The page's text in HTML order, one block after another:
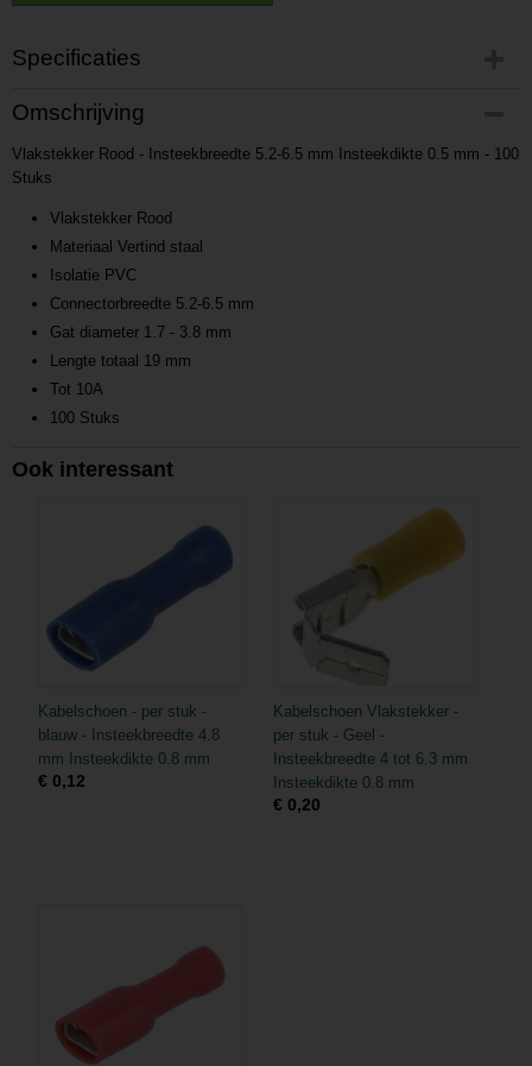
Specificaties
Productcode
P201705191050
Productcode leverancier
L201705191050
Omschrijving
Vlakstekker Rood - Insteekbreedte 5.2-6.5 mm Insteekdikte 0.5 mm - 100
Stuks
Vlakstekker Rood
Materiaal Vertind staal
Isolatie PVC
Connectorbreedte 5.2-6.5 mm
Gat diameter 1.7 - 3.8 mm
Lengte totaal 19 mm
Tot 10A
100 Stuks
Ook interessant
Kabelschoen - per stuk -
blauw - Insteekbreedte 4.8
mm Insteekdikte 0.8 mm
€ 0,12
Kabelschoen Vlakstekker -
per stuk - Geel -
Insteekbreedte 4 tot 6.3 mm
Insteekdikte 0.8 mm
€ 0,20